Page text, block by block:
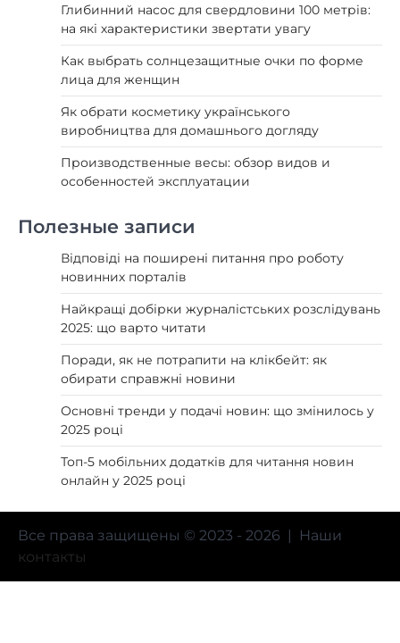
Глибинний насос для свердловини 100 метрів:
на які характеристики звертати увагу
Как выбрать солнцезащитные очки по форме
лица для женщин
Як обрати косметику українського
виробництва для домашнього догляду
Производственные весы: обзор видов и
особенностей эксплуатации
Полезные записи
Відповіді на поширені питання про роботу
новинних порталів
Найкращі добірки журналістських розслідувань
2025: що варто читати
Поради, як не потрапити на клікбейт: як
обирати справжні новини
Основні тренди у подачі новин: що змінилось у
2025 році
Топ-5 мобільних додатків для читання новин
онлайн у 2025 році
Все права защищены © 2023 - 2026 | Наши
контакты